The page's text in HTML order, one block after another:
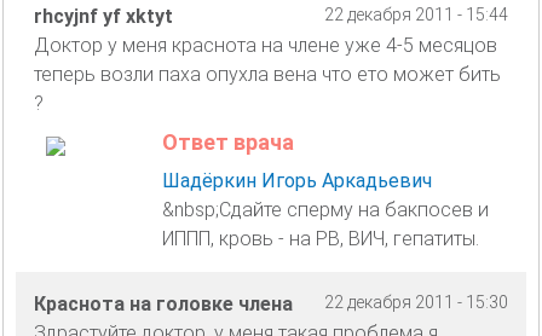
22 декабря 2011 - 15:44
rhcyjnf yf xktyt
Доктор у меня краснота на члене уже 4-5 месяцов
теперь возли паха опухла вена что ето может бить
?
Ответ врача
Шадёркин Игорь Аркадьевич
&nbsp;Сдайте сперму на бакпосев и
ИППП, кровь - на РВ, ВИЧ, гепатиты.
22 декабря 2011 - 15:30
Краснота на головке члена